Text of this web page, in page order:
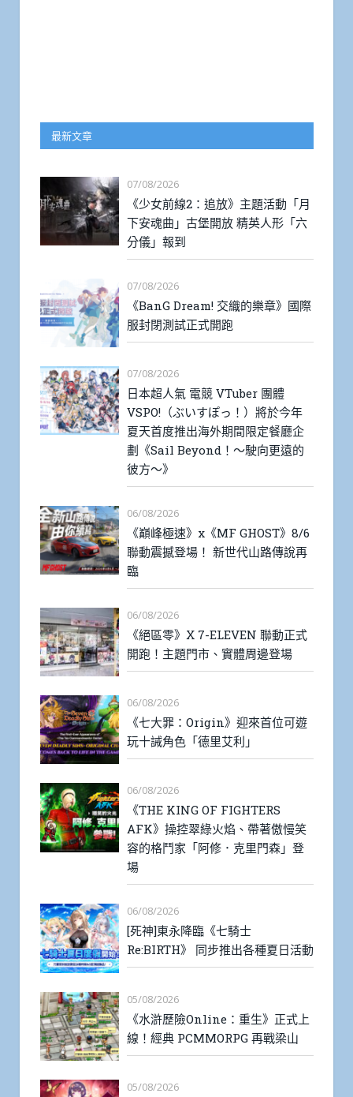
最新文章
07/08/2026
《少女前線2：追放》主題活動「月
下安魂曲」古堡開放 精英人形「六
分儀」報到
07/08/2026
《BanG Dream! 交織的樂章》國際
服封閉測試正式開跑
07/08/2026
日本超人氣 電競 VTuber 團體
VSPO!（ぶいすぽっ！）將於今年
夏天首度推出海外期間限定餐廳企
劃《Sail Beyond！～駛向更遠的
彼方～》
06/08/2026
《巔峰極速》x《MF GHOST》8/6
聯動震撼登場！ 新世代山路傳說再
臨
06/08/2026
《絕區零》X 7-ELEVEN 聯動正式
開跑！主題門市、實體周邊登場
06/08/2026
《七大罪：Origin》迎來首位可遊
玩十誡角色「德里艾利」
06/08/2026
《THE KING OF FIGHTERS
AFK》操控翠綠火焰、帶著傲慢笑
容的格鬥家「阿修．克里門森」登
場
06/08/2026
[死神]東永降臨《七騎士
Re:BIRTH》 同步推出各種夏日活動
05/08/2026
《水滸歷險Online：重生》正式上
線！經典 PCMMORPG 再戰梁山
05/08/2026